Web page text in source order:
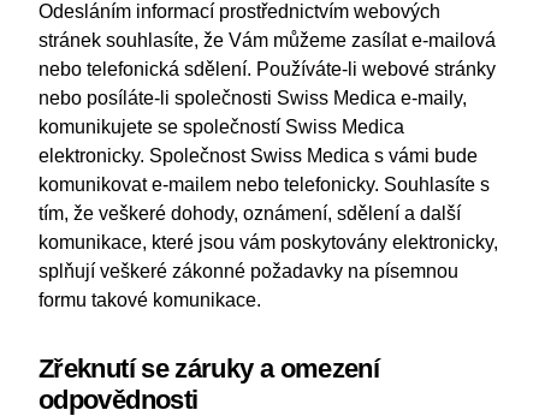
Odesláním informací prostřednictvím webových
stránek souhlasíte, že Vám můžeme zasílat e-mailová
nebo telefonická sdělení. Používáte-li webové stránky
nebo posíláte-li společnosti Swiss Medica e-maily,
komunikujete se společností Swiss Medica
elektronicky. Společnost Swiss Medica s vámi bude
komunikovat e-mailem nebo telefonicky. Souhlasíte s
tím, že veškeré dohody, oznámení, sdělení a další
komunikace, které jsou vám poskytovány elektronicky,
splňují veškeré zákonné požadavky na písemnou
formu takové komunikace.
Zřeknutí se záruky a omezení
odpovědnosti